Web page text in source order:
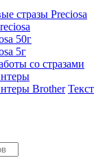
стразы Preciosa
50г
5г
со стразами
Brother